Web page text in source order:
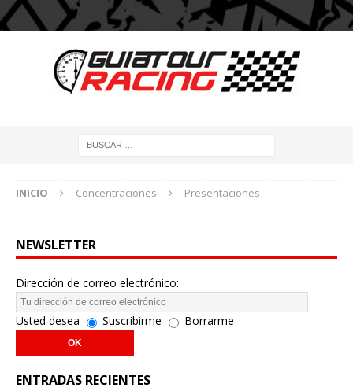
INICIO Concentraciones Presentaciones
NEWSLETTER
Dirección de correo electrónico:
Usted desea Suscribirme Borrarme
ENTRADAS RECIENTES